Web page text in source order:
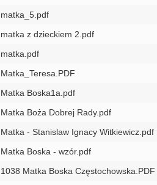
matka_5.pdf
matka z dzieckiem 2.pdf
matka.pdf
Matka_Teresa.PDF
Matka Boska1a.pdf
Matka Boża Dobrej Rady.pdf
Matka - Stanislaw Ignacy Witkiewicz.pdf
Matka Boska - wzór.pdf
1038 Matka Boska Częstochowska.PDF